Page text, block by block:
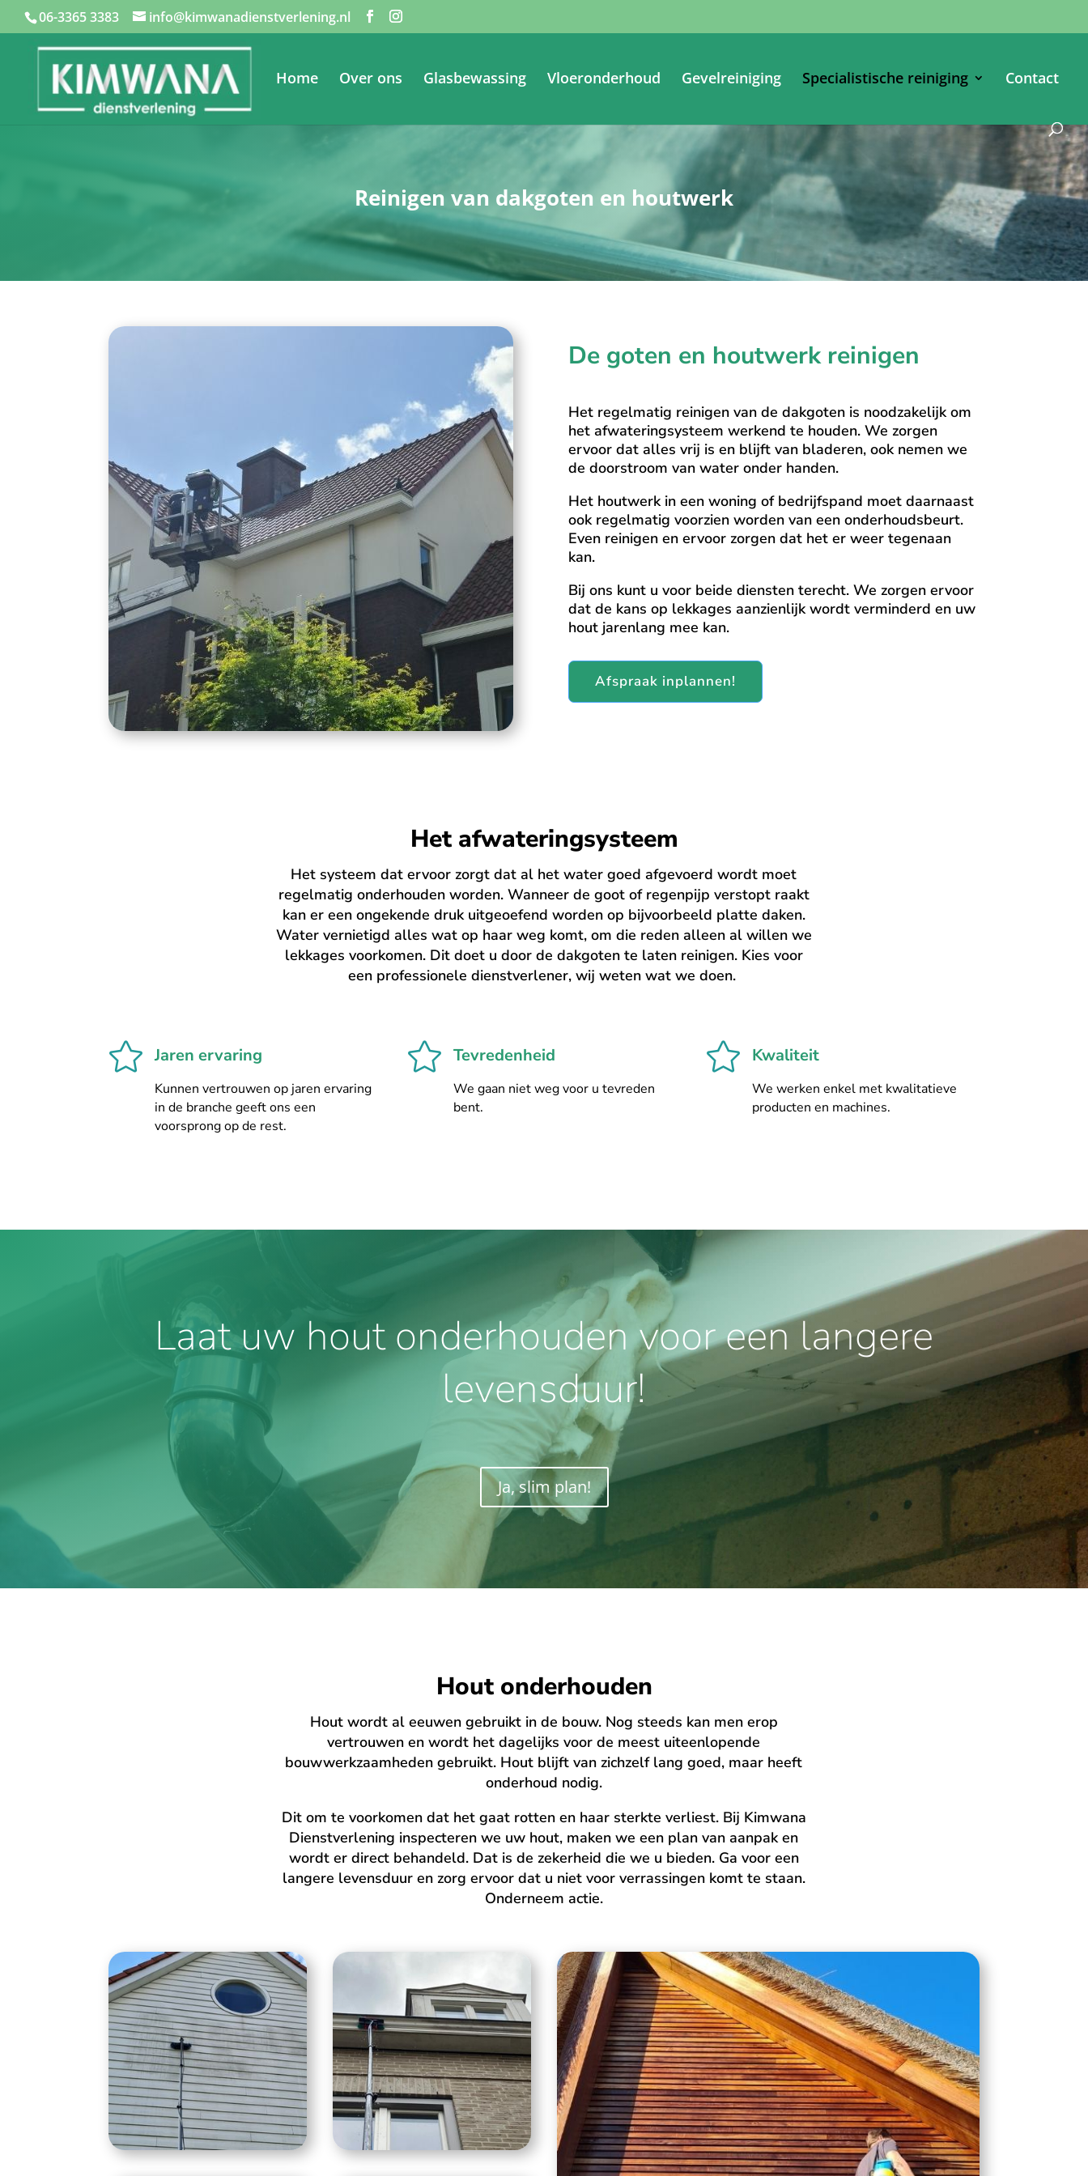
06-3365 3383 info@kimwanadienstverlening.nl
Home Over ons Glasbewassing Vloeronderhoud Gevelreiniging Specialistische reiniging Contact
Reinigen van dakgoten en houtwerk
De goten en houtwerk reinigen
Het regelmatig reinigen van de dakgoten is noodzakelijk om
het afwateringsysteem werkend te houden. We zorgen
ervoor dat alles vrij is en blijft van bladeren, ook nemen we
de doorstroom van water onder handen.
Het houtwerk in een woning of bedrijfspand moet daarnaast
ook regelmatig voorzien worden van een onderhoudsbeurt.
Even reinigen en ervoor zorgen dat het er weer tegenaan
kan.
Bij ons kunt u voor beide diensten terecht. We zorgen ervoor
dat de kans op lekkages aanzienlijk wordt verminderd en uw
hout jarenlang mee kan.
Afspraak inplannen!
Het afwateringsysteem
Het systeem dat ervoor zorgt dat al het water goed afgevoerd wordt moet
regelmatig onderhouden worden. Wanneer de goot of regenpijp verstopt raakt
kan er een ongekende druk uitgeoefend worden op bijvoorbeeld platte daken.
Water vernietigd alles wat op haar weg komt, om die reden alleen al willen we
lekkages voorkomen. Dit doet u door de dakgoten te laten reinigen. Kies voor
een professionele dienstverlener, wij weten wat we doen.
 Jaren ervaring
Kunnen vertrouwen op jaren ervaring
in de branche geeft ons een
voorsprong op de rest.
 Tevredenheid
We gaan niet weg voor u tevreden
bent.
 Kwaliteit
We werken enkel met kwalitatieve
producten en machines.
Laat uw hout onderhouden voor een langere
levensduur!
Ja, slim plan!
Hout onderhouden
Hout wordt al eeuwen gebruikt in de bouw. Nog steeds kan men erop
vertrouwen en wordt het dagelijks voor de meest uiteenlopende
bouwwerkzaamheden gebruikt. Hout blijft van zichzelf lang goed, maar heeft
onderhoud nodig.
Dit om te voorkomen dat het gaat rotten en haar sterkte verliest. Bij Kimwana
Dienstverlening inspecteren we uw hout, maken we een plan van aanpak en
wordt er direct behandeld. Dat is de zekerheid die we u bieden. Ga voor een
langere levensduur en zorg ervoor dat u niet voor verrassingen komt te staan.
Onderneem actie.